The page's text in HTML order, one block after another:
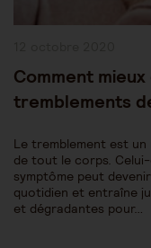
Comment
tremblements
Le tremblement est
de tout le corps.
symptôme peut
quotidien et entraîne
et dégradantes pour…